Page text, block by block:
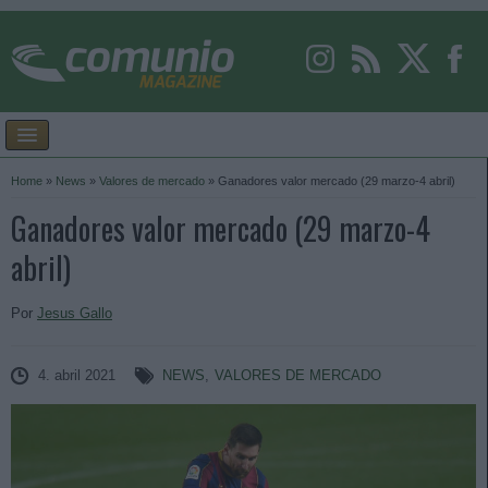
Home » News » Valores de mercado » Ganadores valor mercado (29 marzo-4 abril)
Ganadores valor mercado (29 marzo-4
abril)
Por Jesus Gallo
4. abril 2021 NEWS, VALORES DE MERCADO